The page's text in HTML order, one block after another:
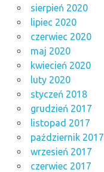
sierpień 2020
lipiec 2020
czerwiec 2020
maj 2020
kwiecień 2020
luty 2020
styczeń 2018
grudzień 2017
listopad 2017
październik 2017
wrzesień 2017
czerwiec 2017